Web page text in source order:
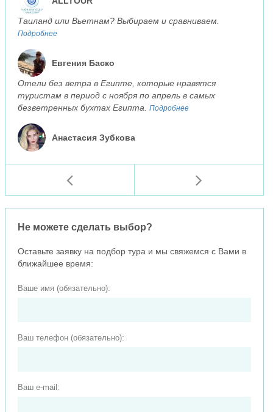
Таиланд или Вьетнам? Выбираем и сравниваем.
Подробнее
Евгения Баско
Отели без ветра в Египте, которые нравятся
туристам в период с ноября по апрель в самых
безветренных бухтах Египта. Подробнее
Анастасия Зубкова
Не можете сделать выбор?
Оставьте заявку на подбор тура и мы свяжемся с Вами в
ближайшее время:
Ваше имя (обязательно):
Ваш телефон (обязательно):
Ваш e-mail: